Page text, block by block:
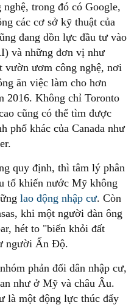
trong đó có Google,
các cơ sở kỹ thuật của
đang dồn lực đầu tư vào
và những đơn vị như
vườn ươm công nghệ, nơi
ăn việc làm cho hơn
2016. Không chỉ Toronto
cũng có thể tìm được
phố khác của Canada như
quy định, thì tâm lý phân
tố khiến nước Mỹ không
lao động nhập cư. Còn
khi một người đàn ông
hét to "biến khỏi đất
người Ấn Độ.
phản đối dân nhập cư,
như ở Mỹ và châu Âu.
là một động lực thúc đẩy